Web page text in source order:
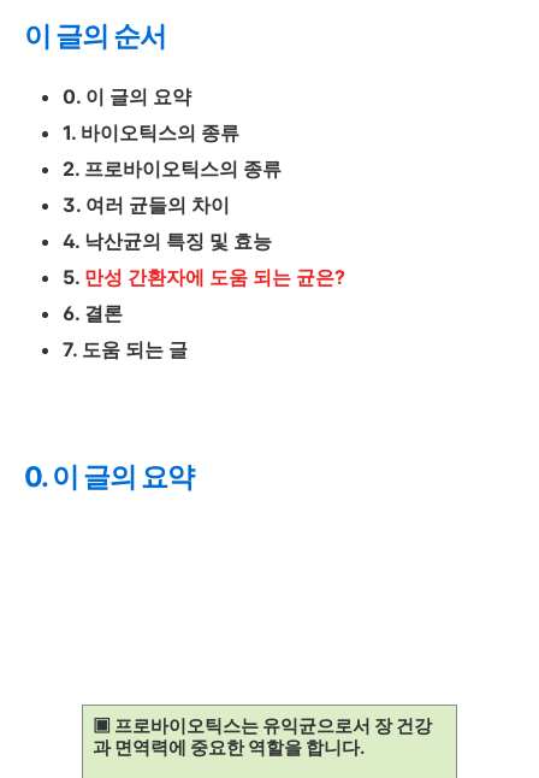
이 글의 순서
0. 이 글의 요약
1. 바이오틱스의 종류
2. 프로바이오틱스의 종류
3. 여러 균들의 차이
4. 낙산균의 특징 및 효능
5. 만성 간환자에 도움 되는 균은?
6. 결론
7. 도움 되는 글
0. 이 글의 요약
▣ 프로바이오틱스는 유익균으로서 장 건강
과 면역력에 중요한 역할을 합니다.